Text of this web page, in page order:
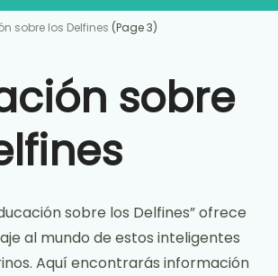
sobre los Delfines (Page 3)
sobre
sobre los Delfines” ofrece
al mundo de estos inteligentes
Aquí encontrarás información